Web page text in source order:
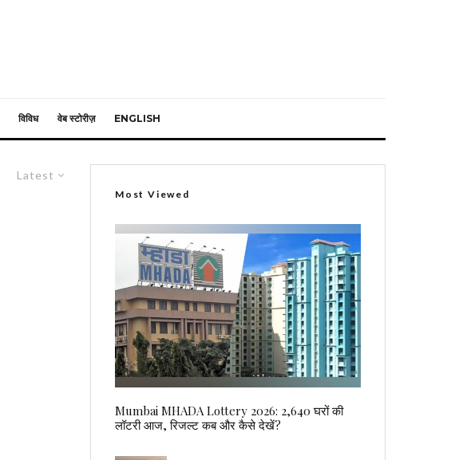
विविध वेब स्टोरीज़ ENGLISH
Latest
Most Viewed
Mumbai MHADA Lottery 2026: 2,640 घरों की
लॉटरी आज, रिजल्ट कब और कैसे देखें?